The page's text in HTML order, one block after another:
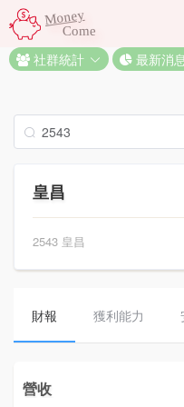
Money
Come
社群統計 最新消
皇昌
2543 皇昌
財報 獲利能力
營收